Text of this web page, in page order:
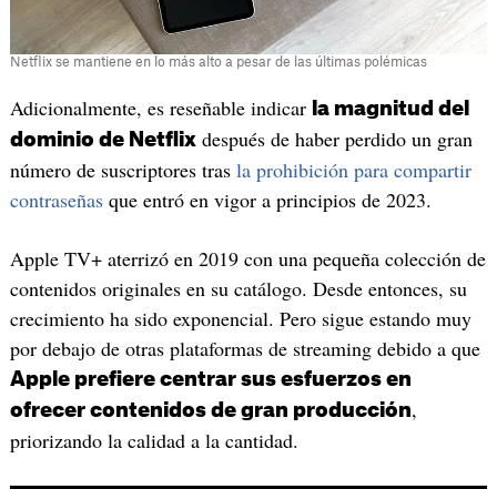
Netflix se mantiene en lo más alto a pesar de las últimas polémicas
Adicionalmente, es reseñable indicar la magnitud del
dominio de Netflixdespués de haber perdido un gran
número de suscriptores tras la prohibición para compartir
contraseñasque entró en vigor a principios de 2023.
Apple TV+ aterrizó en 2019 con una pequeña colección de
contenidos originales en su catálogo. Desde entonces, su
crecimiento ha sido exponencial. Pero sigue estando muy
por debajo de otras plataformas de streaming debido a que
Apple prefiere centrar sus esfuerzos en
ofrecer contenidos de gran producción,
priorizando la calidad a la cantidad.